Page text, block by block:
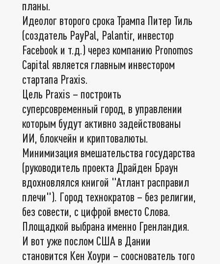
планы.
Идеолог второго срока Трампа Питер Тиль
(создатель PayPal, Palantir, инвестор
Facebook и т.д.) через компанию Pronomos
Capital является главным инвестором
стартапа Praxis.
Цель Praxis – построить
суперсовременный город, в управлении
которым будут активно задействованы
ИИ, блокчейн и криптовалюты.
Минимизация вмешательства государства
(руководитель проекта Драйден Браун
вдохновлялся книгой "Атлант расправил
плечи"). Город технократов – без религии,
без совести, с цифрой вместо Слова.
Площадкой выбрана именно Гренландия.
И вот уже послом США в Дании
становится Кен Хоури – сооснователь того